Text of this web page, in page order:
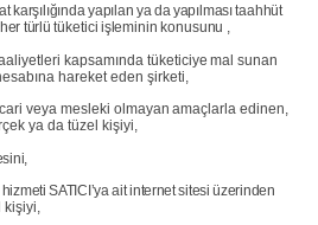
karşılığındayapılan yadayapılmasıtaahhüt
her türlü tüketici işleminin konusunu ,
kapsamında tüketiciye mal sunan
hareket eden şirketi,
veya mesleki olmayan amaçlarla edinen,
ya da tüzel kişiyi,
SATICI’ya ait internet sitesi üzerinden
kişiyi,